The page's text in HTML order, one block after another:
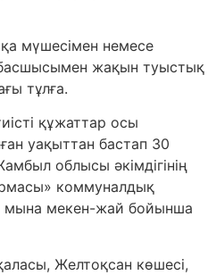
мүшесімен немесе
жақын туыстық
тұлға.
құжаттар осы
уақыттан бастап 30
облысы әкімдігінің
коммуналдық
мына мекен-жай бойынша
Желтоқсан көшесі,